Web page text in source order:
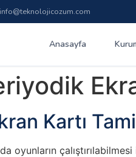
info@teknolojicozum.com
Anasayfa
Kartı
oyunların